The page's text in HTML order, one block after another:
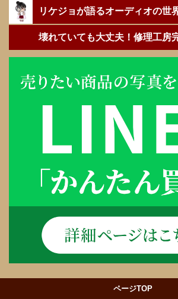
リケジョが語るオーディオの世
壊れていても大丈夫！修理工房
ページTOP